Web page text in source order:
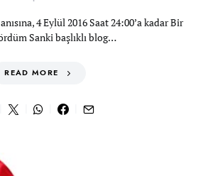
4 Eylül 2016 Saat 24:00’a kadar Bir
Sanki başlıklı blog…
READ MORE